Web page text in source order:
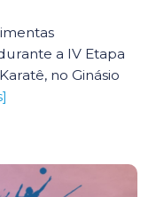
a IV Etapa
no Ginásio